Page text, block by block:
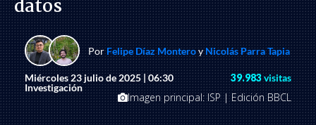
datos
PorFelipe Díaz MonteroyNicolás Parra Tapia
Miércoles 23 julio de 2025 | 06:30
Investigación
39.983visitas
Imagen principal: ISP | Edición BBCL